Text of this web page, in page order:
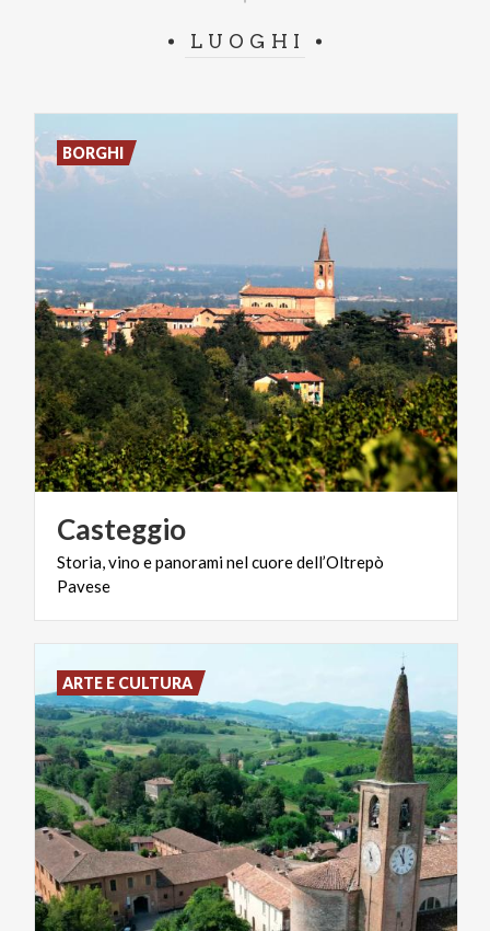
LUOGHI
Casteggio
Storia,vino epanoraminelcuoredell’Oltrepò
Pavese
BORGHI
ARTE E CULTURA